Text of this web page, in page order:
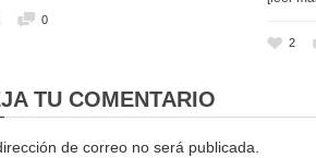
0
2
TU COMENTARIO
de correo no será publicada.